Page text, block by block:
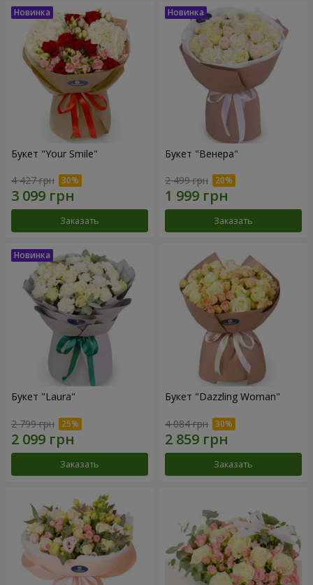
Букет "Your Smile"
4 427 грн
Заказать
Букет "Венера"
2 499 грн
Заказать
Букет "Laura"
2 799 грн
Заказать
Букет "Dazzling Woman"
4 084 грн
Заказать